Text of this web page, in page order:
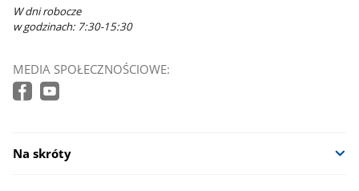
W dni robocze
w godzinach: 7:30-15:30
MEDIA SPOŁECZNOŚCIOWE:
Na skróty